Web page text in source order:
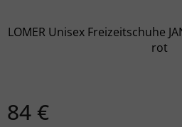
LOMER Unisex Freizeitschuhe
rot
84 €